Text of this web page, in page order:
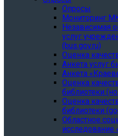
Опросы
Мониторинг
Независимая
услуг
(bus.gov.ru)
Оценка
Анкета услуг
Анкета
Oценка
библиотеки
Oценка
библиотеки
Областное
исследование